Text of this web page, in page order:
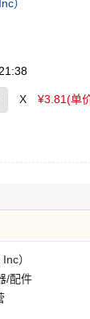
）
X ¥3.81(单
）
/配件